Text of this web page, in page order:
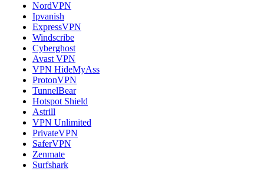
NordVPN
Ipvanish
ExpressVPN
Windscribe
Cyberghost
Avast VPN
VPN HideMyAss
ProtonVPN
TunnelBear
Hotspot Shield
Astrill
VPN Unlimited
PrivateVPN
SaferVPN
Zenmate
Surfshark